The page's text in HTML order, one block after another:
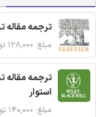
ترجمه
مبلغ: ۱۲۸,۰۰۰ تومان
ترجمه مقاله
استوار
مبلغ: ۱۴۰,۰۰۰ تومان